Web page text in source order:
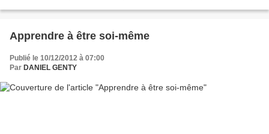
Apprendre à être soi-même
Publié le 10/12/2012 à 07:00
Par DANIEL GENTY